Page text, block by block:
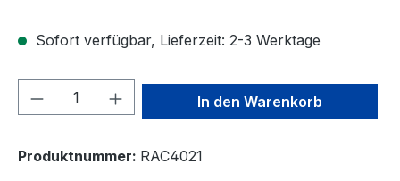
Sofort verfügbar, Lieferzeit: 2-3 Werktage
Produkt Anzahl: Gib denIn den Warenkorb
Produktnummer: RAC4021